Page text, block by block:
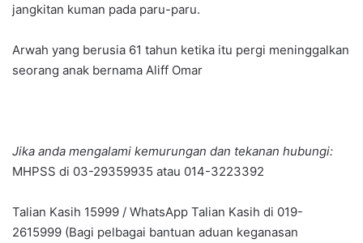
jangkitan kuman pada paru-paru.
Arwah yang berusia 61 tahun ketika itu pergi meninggalkan
seorang anak bernama Aliff Omar
Jika anda mengalami kemurungan dan tekanan hubungi:
MHPSS di 03-29359935 atau 014-3223392
Talian Kasih 15999 / WhatsApp Talian Kasih di 019-
2615999 (Bagi pelbagai bantuan aduan keganasan